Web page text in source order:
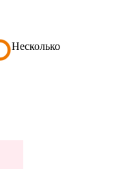
Несколько